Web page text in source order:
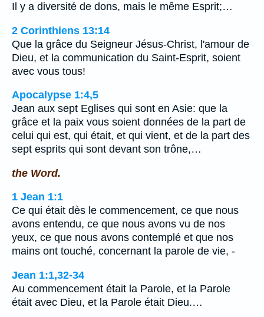
Il y a diversité de dons, mais le même Esprit;…
2 Corinthiens 13:14
Que la grâce du Seigneur Jésus-Christ, l'amour de
Dieu, et la communication du Saint-Esprit, soient
avec vous tous!
Apocalypse 1:4,5
Jean aux sept Eglises qui sont en Asie: que la
grâce et la paix vous soient données de la part de
celui qui est, qui était, et qui vient, et de la part des
sept esprits qui sont devant son trône,…
the Word.
1 Jean 1:1
Ce qui était dès le commencement, ce que nous
avons entendu, ce que nous avons vu de nos
yeux, ce que nous avons contemplé et que nos
mains ont touché, concernant la parole de vie, -
Jean 1:1,32-34
Au commencement était la Parole, et la Parole
était avec Dieu, et la Parole était Dieu.…